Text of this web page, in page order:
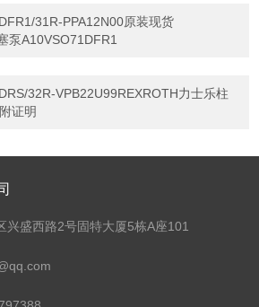
31R-PPA12N00原装现货
泵A10VSO71DFR1
32R-VPB22U99REXROTH力士乐柱
证明
兴盛西路2号固特大厦5栋A座101